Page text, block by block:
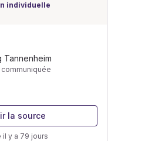
individuelle
Tannenheim
la source
il y a 79 jours